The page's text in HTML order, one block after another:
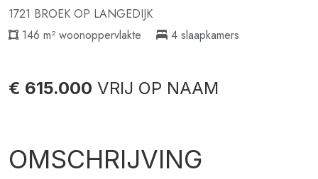
1721 BROEK OP LANGEDIJK
146 m² woonoppervlakte
4 slaapkamers
€ 615.000 VRIJ OP NAAM
OMSCHRIJVING